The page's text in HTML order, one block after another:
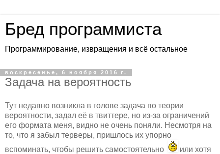
Бред программиста
Программирование, извращения и всё остальное
воскресенье, 6 ноября 2016 г.
Задача на вероятность
Тут недавно возникла в голове задача по теории
вероятности, задал её в твиттере, но из-за ограничений
его формата меня, видно не очень поняли. Несмотря на
то, что я забыл терверы, пришлось их упорно
вспоминать, чтобы решить самостоятельно
или хотя